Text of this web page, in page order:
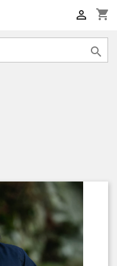
shopping_cart

